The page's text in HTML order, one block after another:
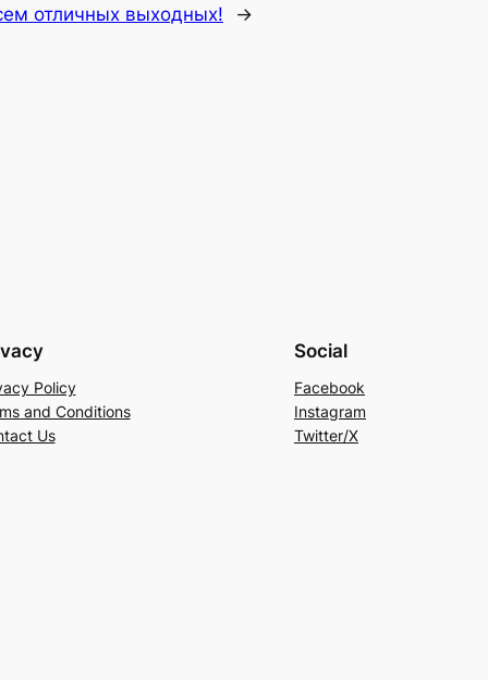
отличных выходных! →
Policy
and Conditions
Us
Social
Facebook
Instagram
Twitter/X